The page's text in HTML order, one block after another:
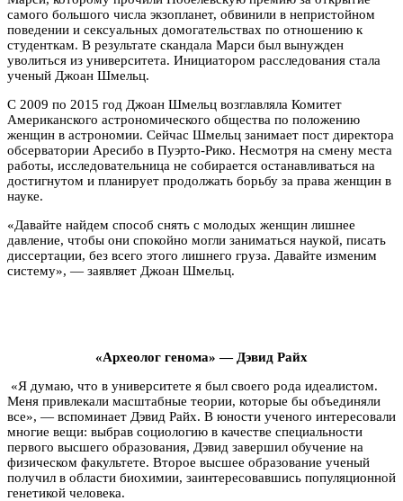
самого большого числа экзопланет, обвинили в непристойном
поведении и сексуальных домогательствах по отношению к
студенткам. В результате скандала Марси был вынужден
уволиться из университета. Инициатором расследования стала
ученый Джоан Шмельц.
С 2009 по 2015 год Джоан Шмельц возглавляла Комитет
Американского астрономического общества по положению
женщин в астрономии. Сейчас Шмельц занимает пост директора
обсерватории Аресибо в Пуэрто-Рико. Несмотря на смену места
работы, исследовательница не собирается останавливаться на
достигнутом и планирует продолжать борьбу за права женщин в
науке.
«Давайте найдем способ снять с молодых женщин лишнее
давление, чтобы они спокойно могли заниматься наукой, писать
диссертации, без всего этого лишнего груза. Давайте изменим
систему», — заявляет Джоан Шмельц.
«Археолог генома» — Дэвид Райх
«Я думаю, что в университете я был своего рода идеалистом.
Меня привлекали масштабные теории, которые бы объединяли
все», — вспоминает Дэвид Райх. В юности ученого интересовали
многие вещи: выбрав социологию в качестве специальности
первого высшего образования, Дэвид завершил обучение на
физическом факультете. Второе высшее образование ученый
получил в области биохимии, заинтересовавшись популяционной
генетикой человека.